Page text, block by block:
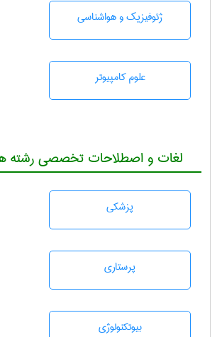
ژئوفيزيك و هواشناسی
علوم کامپیوتر
لغات و اصطلاحات تخصصی رشته
پزشكی
پرستاری
بيوتكنولوژی